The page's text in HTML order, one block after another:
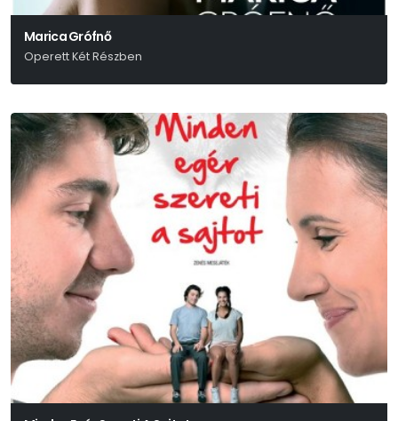
Marica Grófnő
Operett Két Részben